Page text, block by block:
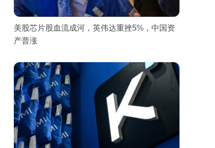
美股芯片股血流成河，英伟达重挫5%，中国资
产普涨